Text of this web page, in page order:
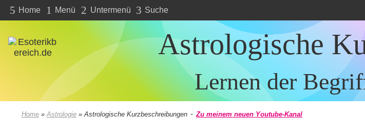
5 Home 1 Menü 2 Untermenü 3 Suche
Astrologische
Lernen der
Home » Astrologie » Astrologische Kurzbeschreibungen - Zu meinem neuen Youtube-Kanal